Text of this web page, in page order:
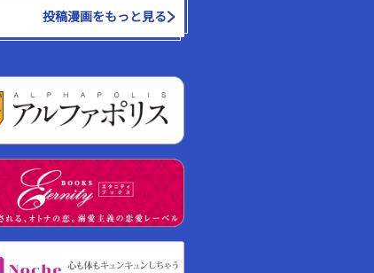
投稿漫画をもっと見る